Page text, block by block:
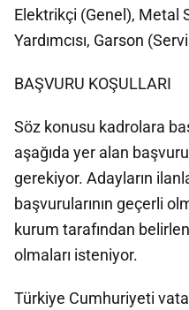
Elektrikçi (Genel), Metal
Yardımcısı, Garson
BAŞVURU KOŞULLARI
Söz konusu kadrolara
aşağıda yer alan
gerekiyor. Adayların
başvurularının geçerli
kurum tarafından
olmaları isteniyor.
Türkiye Cumhuriyeti